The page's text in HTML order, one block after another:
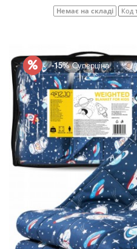
Немає на складі Код
-15%Суперціна